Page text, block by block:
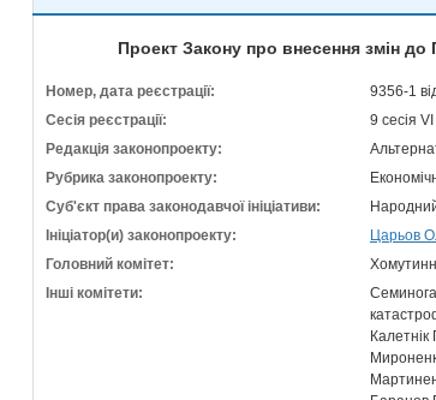
Проект Закону про внесення змін до
Номер, дата реєстрації:
9356-1
Сесія реєстрації:
9 сесія
Редакція законопроекту:
Рубрика законопроекту:
Суб'єкт права законодавчої ініціативи:
Ініціатор(и) законопроекту:
Царьов
Головний комітет:
Інші комітети:
Семинога